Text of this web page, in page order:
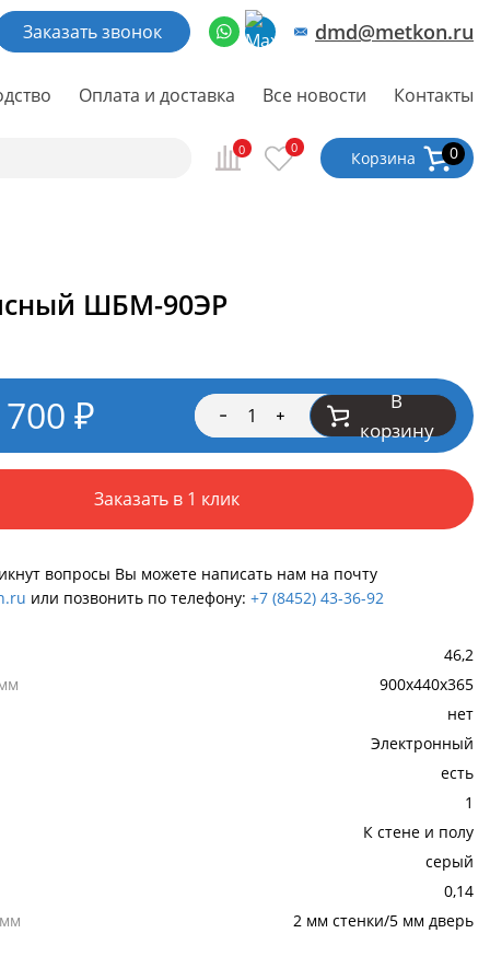
Заказать звонок dmd@metkon.ru
Оплата и доставка Все новости Контакты
0 0 Корзина 0
ШБМ-90ЭР
₽
В
корзину
Заказать в 1 клик
вопросы Вы можете написать нам на почту
или позвонить по телефону: +7 (8452) 43-36-92
46,2
900x440x365
нет
Электронный
есть
1
К стене и полу
серый
0,14
2 мм стенки/5 мм дверь